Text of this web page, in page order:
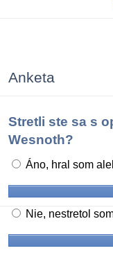
Anketa
Stretli ste sa s
Wesnoth?
Áno, hral som
Nie, nestretol